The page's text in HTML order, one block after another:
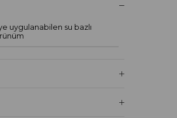
uygulanabilen su bazlı